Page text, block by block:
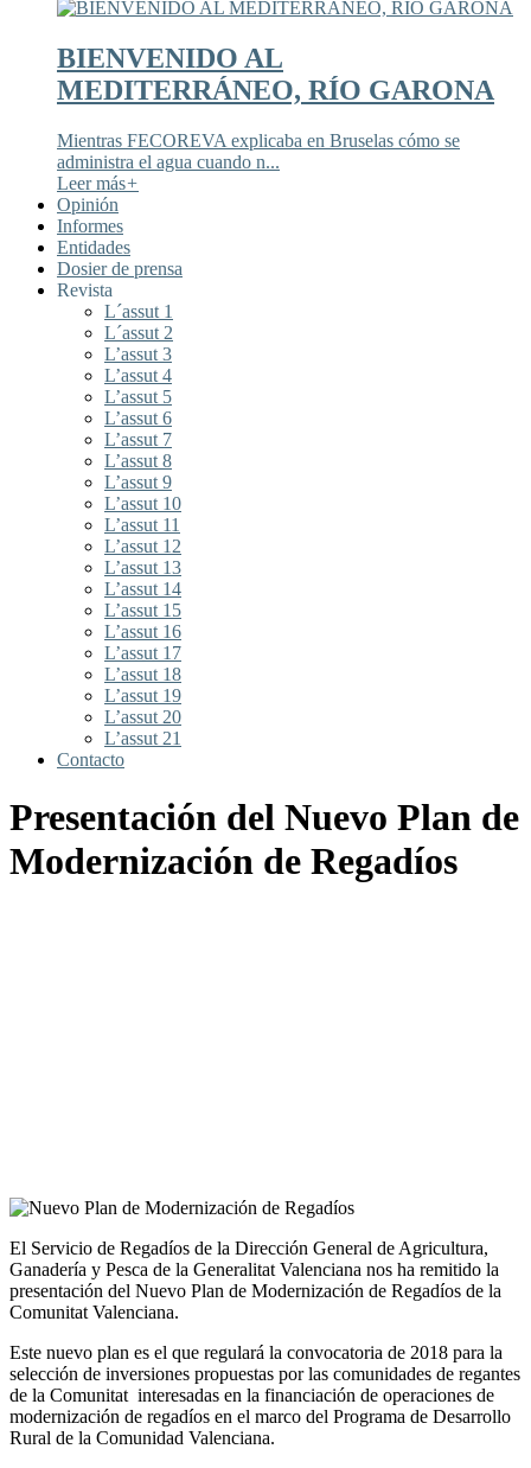
BIENVENIDO AL
MEDITERRÁNEO, RÍO GARONA
Mientras FECOREVA explicaba en Bruselas cómo se
administra el agua cuando n...
Leer más+
Opinión
Informes
Entidades
Dosier de prensa
Revista
L´assut 1
L´assut 2
L’assut 3
L’assut 4
L’assut 5
L’assut 6
L’assut 7
L’assut 8
L’assut 9
L’assut 10
L’assut 11
L’assut 12
L’assut 13
L’assut 14
L’assut 15
L’assut 16
L’assut 17
L’assut 18
L’assut 19
L’assut 20
L’assut 21
Contacto
Presentación del Nuevo Plan de
Modernización de Regadíos
El Servicio de Regadíos de la Dirección General de Agricultura,
Ganadería y Pesca de la Generalitat Valenciana nos ha remitido la
presentación del Nuevo Plan de Modernización de Regadíos de la
Comunitat Valenciana.
Este nuevo plan es el que regulará la convocatoria de 2018 para la
selección de inversiones propuestas por las comunidades de regantes
de la Comunitat interesadas en la financiación de operaciones de
modernización de regadíos en el marco del Programa de Desarrollo
Rural de la Comunidad Valenciana.